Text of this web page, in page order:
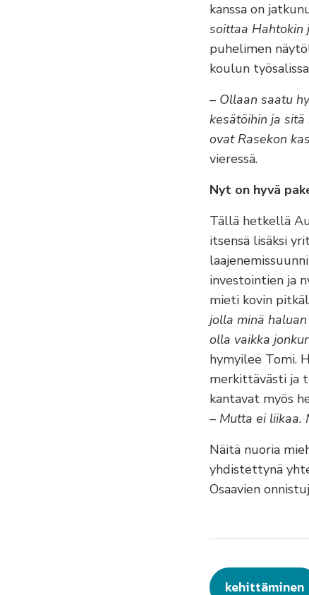
kanssa on
soittaa Hahtokin
puhelimen
koulun
– Ollaan saatu
kesätöihin ja
ovat Rasekon
vieressä.
Nyt on hyvä
Tällä hetkellä
itsensä lisäksi
investointien ja
mieti kovin
jolla minä
olla vaikka
hymyilee Tomi.
merkittävästi ja
kantavat myös
– Mutta ei liikaa.
Näitä nuoria
yhdistettynä
Osaavien
kehittäminen